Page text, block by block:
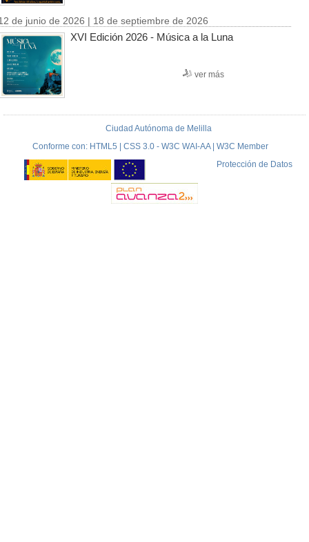
de junio de 2026 | 18 de septiembre de 2026
XVI Edición 2026 - Música a la Luna
ver más
Ciudad Autónoma de Melilla
Conforme con: HTML5 | CSS 3.0 - W3C WAI-AA | W3C Member
Protección de Datos